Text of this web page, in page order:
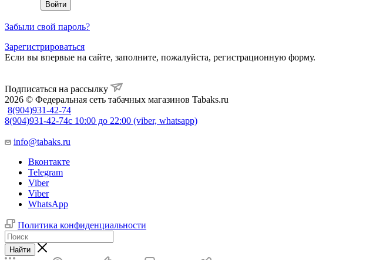
Забыли свой пароль?
Зарегистрироваться
Если вы впервые на сайте, заполните, пожалуйста, регистрационную форму.
Подписаться на рассылку
2026 © Федеральная сеть табачных магазинов Tabaks.ru
8(904)931-42-74
8(904)931-42-74с 10:00 до 22:00 (viber, whatsapp)
info@tabaks.ru
Вконтакте
Telegram
Viber
Viber
WhatsApp
Политика конфиденциальности
Найти